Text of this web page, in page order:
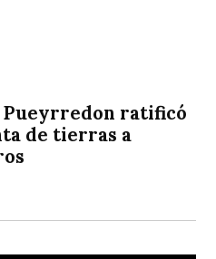
Pueyrredon ratificó
de tierras a